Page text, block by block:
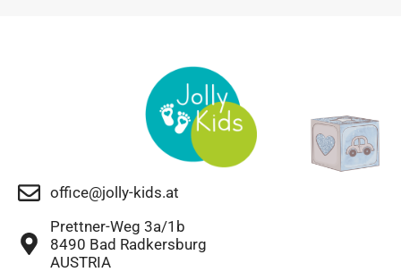
office@jolly-kids.at
Prettner-Weg 3a/1b
8490 Bad Radkersburg
AUSTRIA